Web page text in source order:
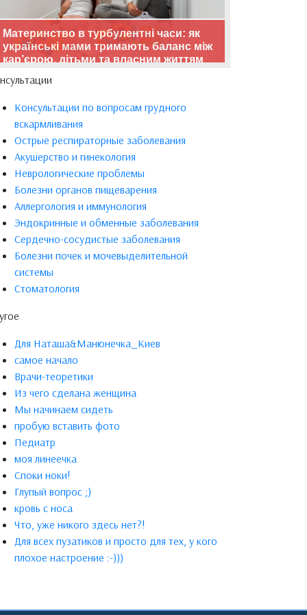
Материнство в турбулентні часи: як
українські мами тримають баланс між
кар’єрою, дітьми та власним життям
Консультации по вопросам грудного
вскармливания
Острые респираторные заболевания
Акушерство и гинекология
Неврологические проблемы
Болезни органов пищеварения
Аллергология и иммунология
Эндокринные и обменные заболевания
Сердечно-сосудистые заболевания
Болезни почек и мочевыделительной
системы
Стоматология
Для Наташа&Манюнечка_Киев
самое начало
Врачи-теоретики
Из чего сделана женщина
Мы начинаем сидеть
пробую вставить фото
Педиатр
моя линеечка
Споки ноки!
Глупый вопрос ;)
кровь с носа
Что, уже никого здесь нет?!
Для всех пузатиков и просто для тех, у кого
плохое настроение :-)))